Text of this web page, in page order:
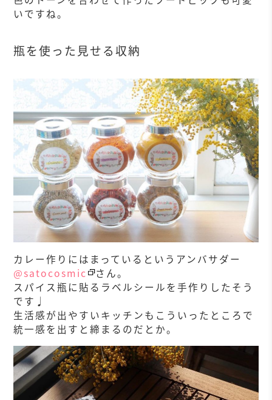
いですね。
瓶を使った見せる収納
カレー作りにはまっているというアンバサダー
@satocosmic
さん。
スパイス瓶に貼るラベルシールを手作りしたそう
です♩
生活感が出やすいキッチンもこういったところで
統一感を出すと締まるのだとか。